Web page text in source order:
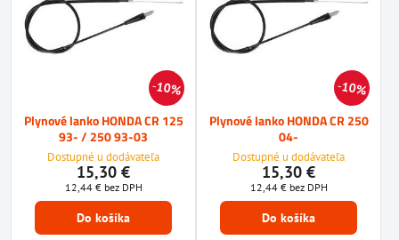
10%
Plynové lanko HONDA CR 125
93- / 250 93-03
Dostupné u dodávateľa
15,30 €
12,44 € bez DPH
Do košíka
10%
Plynové lanko HONDA CR 250
04-
Dostupné u dodávateľa
15,30 €
12,44 € bez DPH
Do košíka